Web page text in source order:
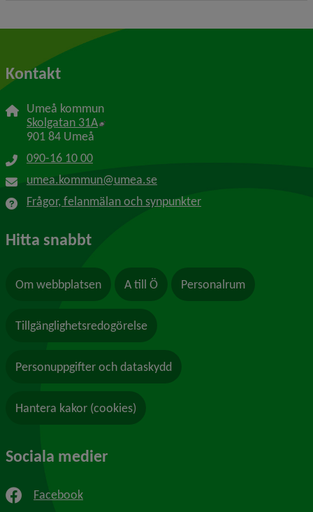
Kontakt
Umeå kommun
Skolgatan 31A Länk till annan webbplats, öppnas i nytt
901 84 Umeå
090-16 10 00
umea.kommun@umea.se
Frågor, felanmälan och synpunkter
Hitta snabbt
Om webbplatsen A till Ö Personalrum
Tillgänglighetsredogörelse
Personuppgifter och dataskydd
Hantera kakor (cookies)
Sociala medier
Facebook